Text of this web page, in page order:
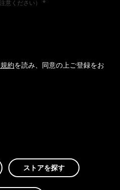
意ください）
約を読み、同意の上ご登録をお
ストアを探す